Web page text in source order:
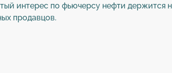
интерес по фьючерсу нефти держится
продавцов.